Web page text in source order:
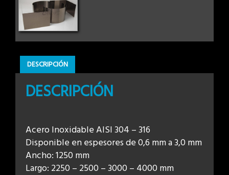
DESCRIPCIÓN
DESCRIPCIÓN
Acero Inoxidable AISI 304 – 316
Disponible en espesores de 0,6 mm a 3,0 mm
Ancho: 1250 mm
Largo: 2250 – 2500 – 3000 – 4000 mm